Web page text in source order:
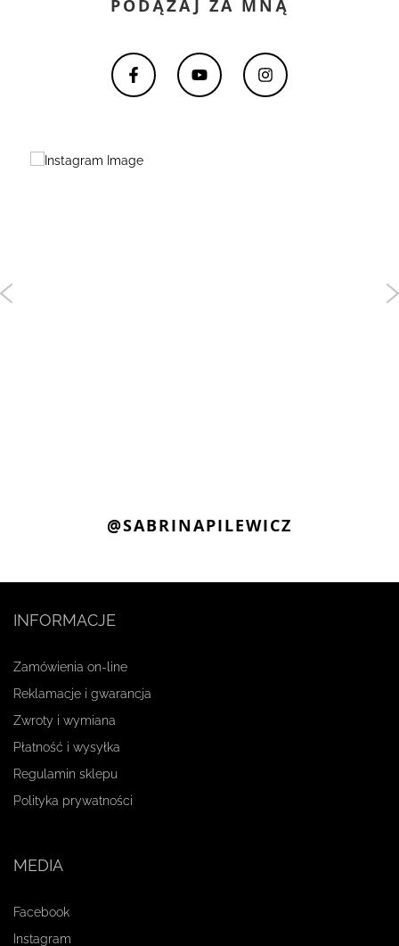
PODĄŻAJ ZA MNĄ
@SABRINAPILEWICZ
INFORMACJE
Zamówienia on-line
Reklamacje i gwarancja
Zwroty i wymiana
Płatność i wysyłka
Regulamin sklepu
Polityka prywatności
MEDIA
Facebook
Instagram